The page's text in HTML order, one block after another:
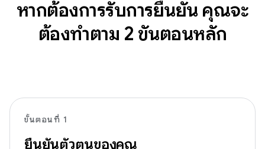
หากต้องการรับการยืนยัน คุณจะ
ต้องทำตาม 2 ขั้นตอนหลัก
ขั้นตอนที่ 1
ยืนยันตัวตนของคุณ